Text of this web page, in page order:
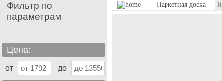
Фильтр по
параметрам
Цена:
от до
Паркетная доска